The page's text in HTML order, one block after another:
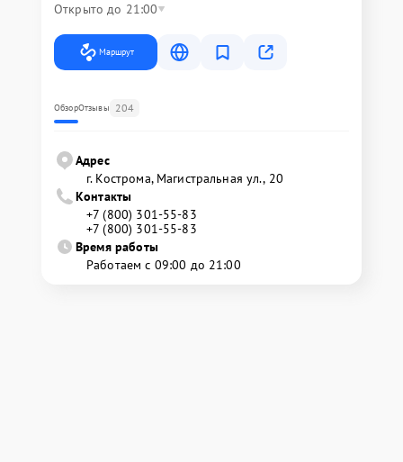
Открыто до 21:00
Маршрут
ОбзорОтзывы 204
Адрес
г. Кострома, Магистральная ул., 20
Контакты
+7 (800) 301-55-83
+7 (800) 301-55-83
Время работы
Работаем с 09:00 до 21:00